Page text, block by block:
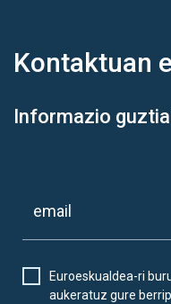
Kontaktuan
Informazio
Euroeskualdea-ri
aukeratuz gure